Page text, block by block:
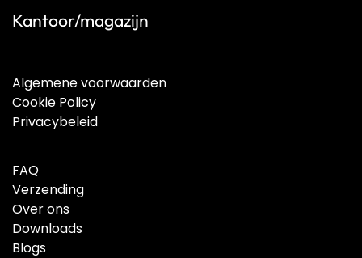
Kantoor/magazijn
Algemene voorwaarden
Cookie Policy
Privacybeleid
FAQ
Verzending
Over ons
Downloads
Blogs